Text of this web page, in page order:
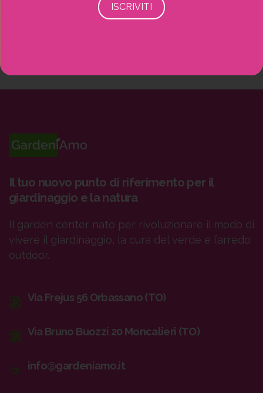
Il tuo nuovo punto di riferimento per il
giardinaggio e la natura
Il garden center nato per rivoluzionare il modo di
vivere il giardinaggio, la cura del verde e l’arredo
outdoor.
Via Frejus 56 Orbassano (TO)
Via Bruno Buozzi 20 Moncalieri (TO)
info@gardeniamo.it